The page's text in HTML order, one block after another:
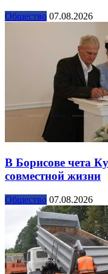
Общество 07.08.2026
В Борисове чета
совместной жизни
Общество 07.08.2026